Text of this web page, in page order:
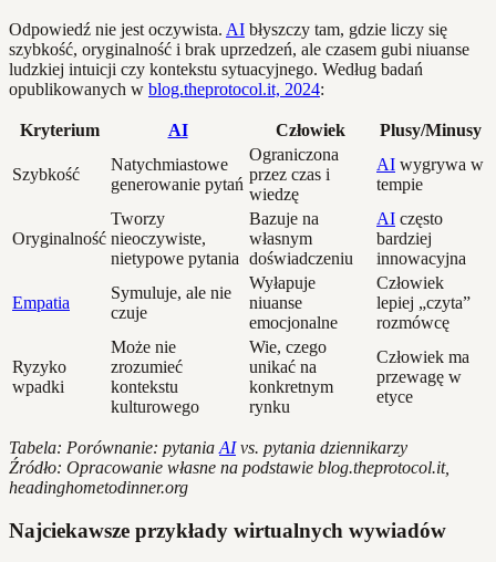
Odpowiedź nie jest oczywista. AI błyszczy tam, gdzie liczy się
szybkość, oryginalność i brak uprzedzeń, ale czasem gubi niuanse
ludzkiej intuicji czy kontekstu sytuacyjnego. Według badań
opublikowanych w blog.theprotocol.it, 2024:
Kryterium AI Człowiek Plusy/Minusy
Szybkość
Natychmiastowe
generowanie pytań
Ograniczona
przez czas i
wiedzę
AI wygrywa w
tempie
Oryginalność
Tworzy
nieoczywiste,
nietypowe pytania
Bazuje na
własnym
doświadczeniu
AI często
bardziej
innowacyjna
Empatia
Symuluje, ale nie
czuje
Wyłapuje
niuanse
emocjonalne
Człowiek
lepiej „czyta”
rozmówcę
Ryzyko
wpadki
Może nie
zrozumieć
kontekstu
kulturowego
Wie, czego
unikać na
konkretnym
rynku
Człowiek ma
przewagę w
etyce
Tabela: Porównanie: pytania AIvs. pytania dziennikarzy
Źródło: Opracowanie własne na podstawie blog.theprotocol.it,
headinghometodinner.org
Najciekawsze przykłady wirtualnych wywiadów